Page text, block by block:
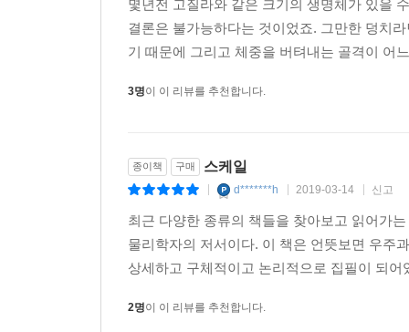
몇년전 고질라와 같은 크기의 생명체가 있을
결론은 불가능하다는 것이었죠. 그만한 덩치
기 때문에 그리고 체중을 버텨내는 골격이 어
3명이 이 리뷰를 추천합니다.
종이책 구매 스케일
d*******h 2019-03-14 신고
최근 다양한 종류의 책들을 찾아보고 읽어가
물리학자의 저서이다. 이 책은 언뜻보면 우주
상세하고 구체적이고 논리적으로 집필이 되
2명이 이 리뷰를 추천합니다.